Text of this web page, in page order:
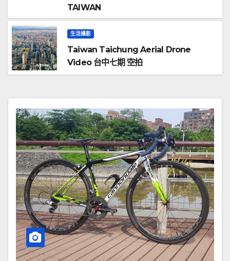
TAIWAN
生活攝影
Taiwan Taichung Aerial Drone
Video 台中七期 空拍